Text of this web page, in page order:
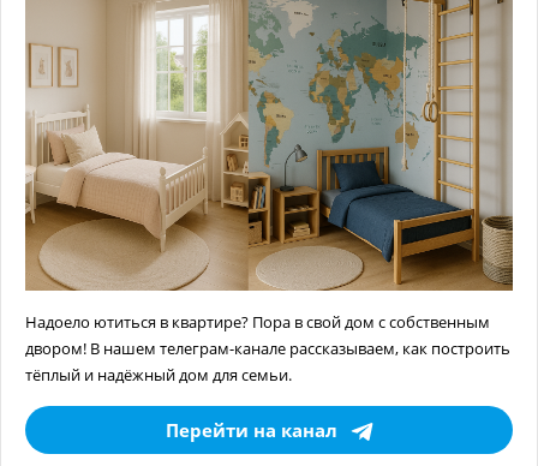
Надоело ютиться в квартире? Пора в свой дом с собственным
двором! В нашем телеграм-канале рассказываем, как построить
тёплый и надёжный дом для семьи.
Перейти на канал